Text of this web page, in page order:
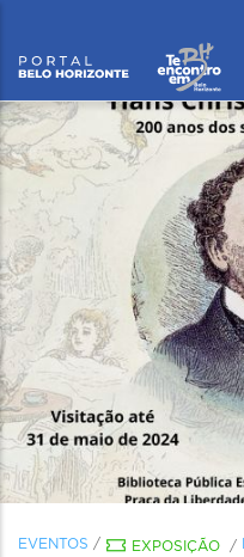
EVENTOS / EXPOSIÇÃO /